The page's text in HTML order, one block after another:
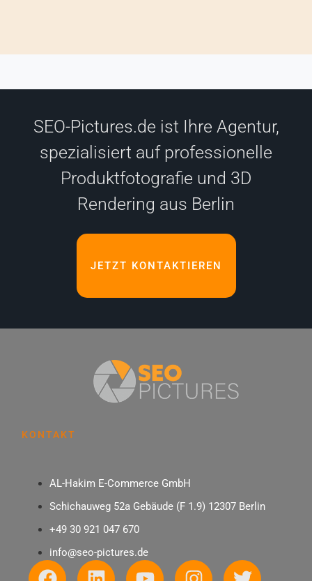
SEO-Pictures.de ist Ihre Agentur,
spezialisiert auf professionelle
Produktfotografie und 3D
Rendering aus Berlin
JETZT KONTAKTIEREN
KONTAKT
AL-Hakim E-Commerce GmbH
Schichauweg 52a Gebäude (F 1.9) 12307 Berlin
+49 30 921 047 670
info@seo-pictures.de